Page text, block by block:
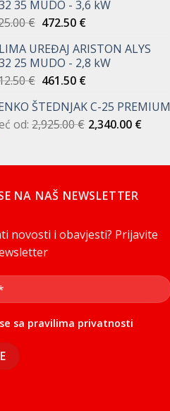
1,075.00 €.
35 MUDO - 3,6 kW
€ Izvorna
bila
je:
525.00 €.
472.50 €Trenutna
je:
472.50 €.
UREĐAJ ARISTON ALYS
25 MUDO - 2,8 kW
€ Izvorna
bila
je:
461.50 €Trenutna
je:
461.50 €.
ŠTEDNJAK C-25 PREMIUM
od: 2,925.00€ 2,340.00 €
NA NAŠ NEWSLETTER
novosti i obavjesti? Prijavite
sa pravilima privatnosti